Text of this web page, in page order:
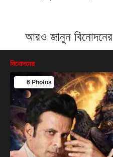
আরও জানুন বিনোদনের
বিনোদনের
6 Photos